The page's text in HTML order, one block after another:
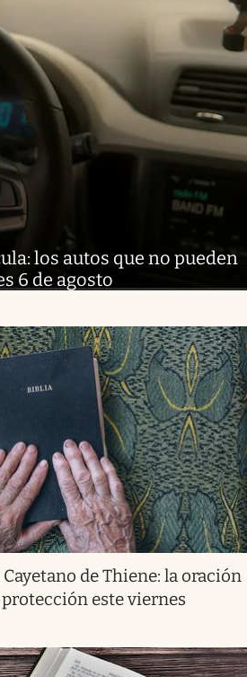
los autos que no pueden
6 de agosto
Cayetano de Thiene: la oración
este viernes